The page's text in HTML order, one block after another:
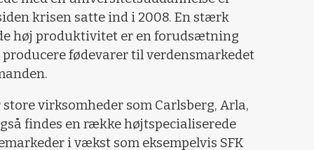
krisen satte ind i 2008. En stærk
høj produktivitet er en forudsætning
fødevarer til verdensmarkedet
virksomheder som Carlsberg, Arla,
findes en række højtspecialiserede
i vækst som eksempelvis SFK